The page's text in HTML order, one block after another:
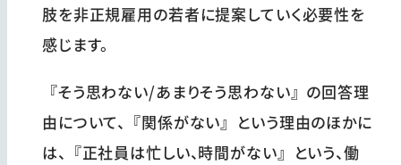
肢を非正規雇用の若者に提案していく必要性を
感じます。
『そう思わない/あまりそう思わない』の回答理
由について、『関係がない』という理由のほかに
は、『正社員は忙しい、時間がない』という、働